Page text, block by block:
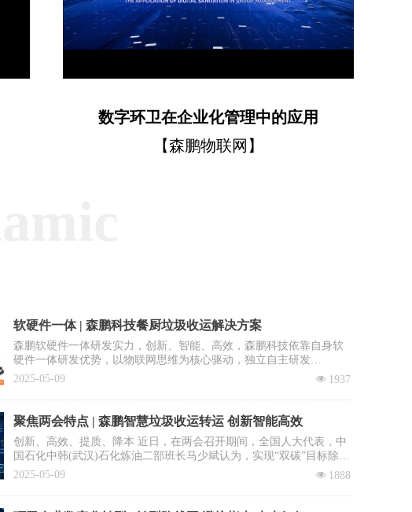
Video
数字环卫在企业化管理中的应用
【森鹏物联网】
软硬件一体 | 森鹏科技餐厨垃圾收运解决方案
森鹏软硬件一体研发实力，创新、智能、高效，森鹏科技依靠自身软
硬件一体研发优势，以物联网思维为核心驱动，独立自主研发
出“EVOS智慧环卫2.0管理平台”，餐厨垃圾收运系统是该平台核心子
넶 1937
2025-05-09
聚焦两会特点 | 森鹏智慧垃圾收运转运 创新智能高效
创新、高效、提质、降本 近日，在两会召开期间，全国人大代表，中
国石化中韩(武汉)石化炼油二部班长马少斌认为，实现“双碳”目标除了
需要企业进行转型升级和科技创新外，全民参与也必不可少，并就此
士、清华大学教授李景虹则建议政府鼓励回收企业与环卫系统合作，
넶 1888
2025-05-09